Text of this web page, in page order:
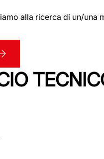
alla ricerca di un/